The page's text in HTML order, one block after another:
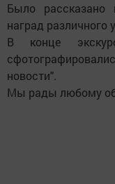
Было рассказано
наград различного
В конце
новости".
Мы рады любому